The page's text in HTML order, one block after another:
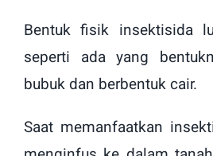
Bentuk fisik insektisida
seperti ada yang
bubuk dan berbentuk cair.
Saat memanfaatkan